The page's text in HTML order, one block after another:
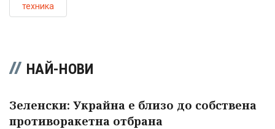
техника
НАЙ-НОВИ
Зеленски: Украйна е близо до собствена
противоракетна отбрана